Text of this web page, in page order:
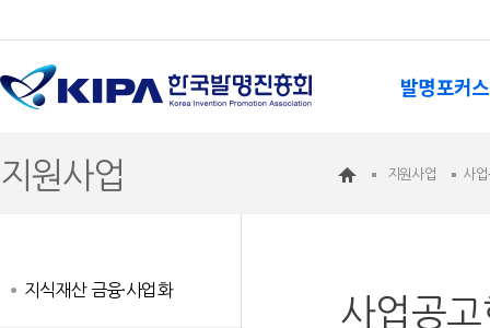
발명포커스
지원사업 지원사업 사
지식재산 금융·사업화
사업공